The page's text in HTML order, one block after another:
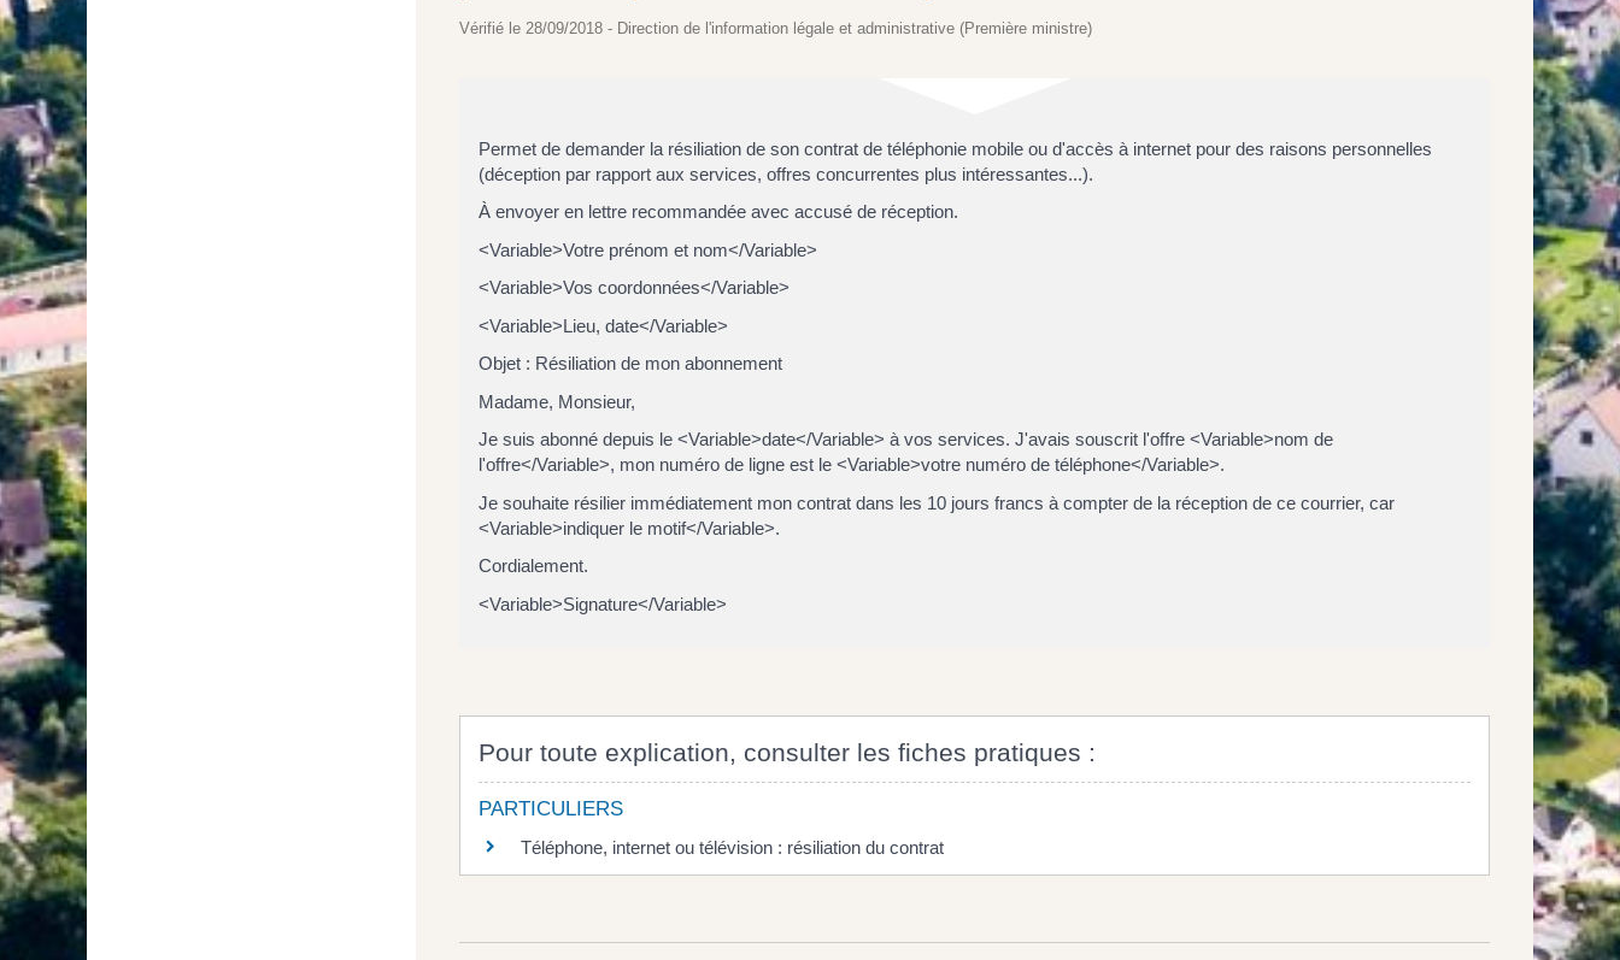
Vérifié le 28/09/2018 - Direction de l'information légale et administrative (Première ministre)
Permet de demander la résiliation de son contrat de téléphonie mobile ou d'accès à internet pour des raisons personnelles
(déception par rapport aux services, offres concurrentes plus intéressantes...).
À envoyer en lettre recommandée avec accusé de réception.
<Variable>Votre prénom et nom</Variable>
<Variable>Vos coordonnées</Variable>
<Variable>Lieu, date</Variable>
Objet : Résiliation de mon abonnement
Madame, Monsieur,
Je suis abonné depuis le <Variable>date</Variable> à vos services. J'avais souscrit l'offre <Variable>nom de
l'offre</Variable>, mon numéro de ligne est le <Variable>votre numéro de téléphone</Variable>.
Je souhaite résilier immédiatement mon contrat dans les 10 jours francs à compter de la réception de ce courrier, car
<Variable>indiquer le motif</Variable>.
Cordialement.
<Variable>Signature</Variable>
Pour toute explication, consulter les fiches pratiques :
PARTICULIERS
Téléphone, internet ou télévision : résiliation du contrat